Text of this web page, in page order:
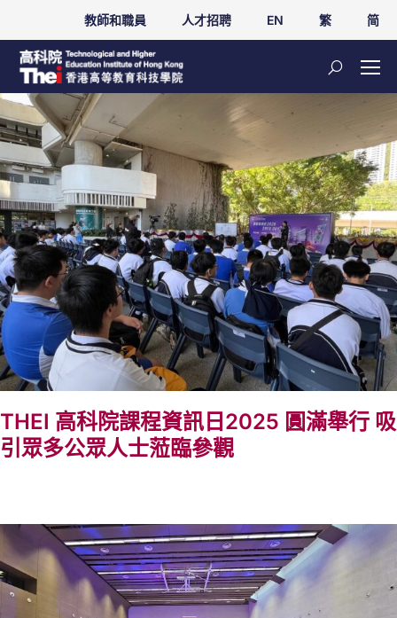
教師和職員 人才招聘 EN 繁 简
THEI 高科院課程資訊日2025 圓滿舉行 吸
引眾多公眾人士蒞臨參觀